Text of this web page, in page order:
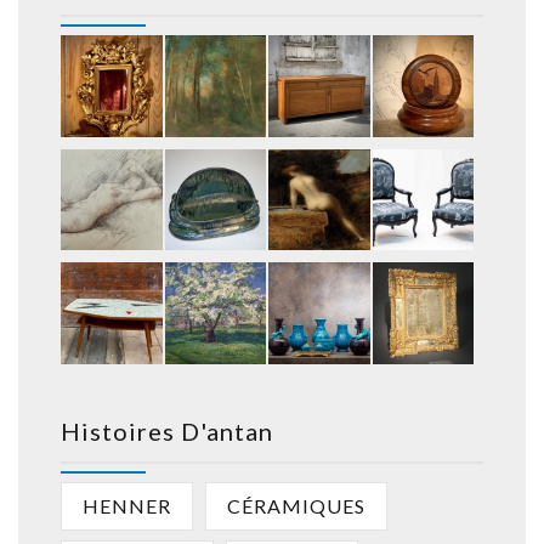
Histoires D'antan
HENNER CÉRAMIQUES